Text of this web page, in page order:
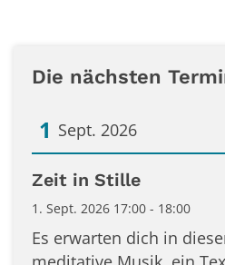
Die nächsten
1 Sept. 2026
Datum: 1. September 2026
Zeit in Stille
1. Sept. 2026 17:00 - 18:00
Es erwarten dich in